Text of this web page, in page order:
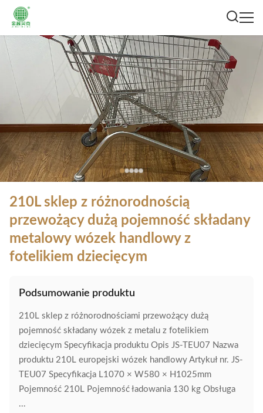
210L sklep z różnorodnością
przewożący dużą pojemność składany
metalowy wózek handlowy z
fotelikiem dziecięcym
Podsumowanie produktu
210L sklep z różnorodnościami przewożący dużą
pojemność składany wózek z metalu z fotelikiem
dziecięcym Specyfikacja produktu Opis JS-TEU07 Nazwa
produktu 210L europejski wózek handlowy Artykuł nr. JS-
TEU07 Specyfikacja L1070 × W580 × H1025mm
Pojemność 210L Pojemność ładowania 130 kg Obsługa
...